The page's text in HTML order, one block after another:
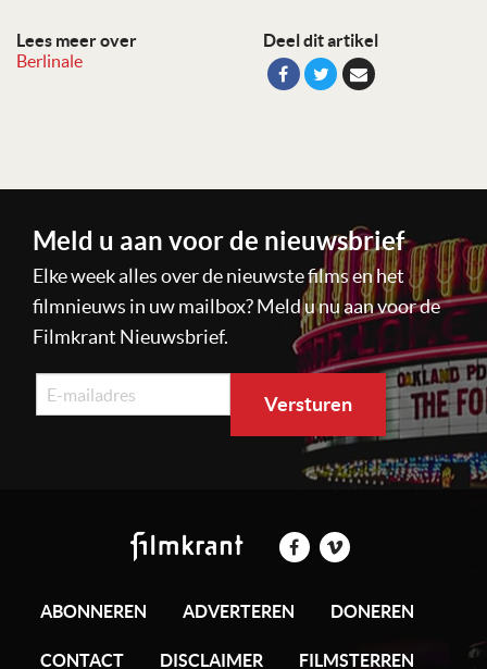
Lees meer over
Berlinale
Deel dit artikel
Meld u aan voor de nieuwsbrief
Elke week alles over de nieuwste films en het
filmnieuws in uw mailbox? Meld u nu aan voor de
Filmkrant Nieuwsbrief.
ABONNEREN ADVERTEREN DONEREN
CONTACT DISCLAIMER FILMSTERREN